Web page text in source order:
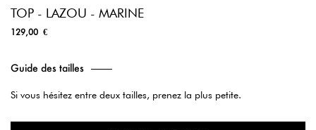
TOP - LAZOU - MARINE
129,00 €
Guide des tailles
Si vous hésitez entre deux tailles, prenez la plus petite.